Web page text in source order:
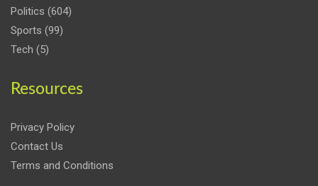
Politics (604)
Sports (99)
Tech (5)
Resources
Privacy Policy
Contact Us
Terms and Conditions